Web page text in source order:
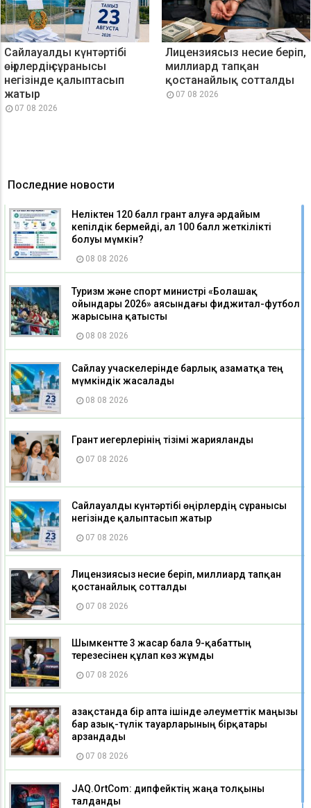
Сайлауалды күнтәртібі
өңірлердің сұранысы
негізінде қалыптасып
жатыр
07 08 2026
Лицензиясыз несие беріп,
миллиард тапқан
қостанайлық сотталды
07 08 2026
Последние новости
Неліктен 120 балл грант алуға әрдайым
кепілдік бермейді, ал 100 балл жеткілікті
болуы мүмкін?
08 08 2026
Туризм және спорт министрі «Болашақ
ойындары 2026» аясындағы фиджитал-футбол
жарысына қатысты
08 08 2026
Сайлау учаскелерінде барлық азаматқа тең
мүмкіндік жасалады
08 08 2026
Грант иегерлерінің тізімі жарияланды
07 08 2026
Сайлауалды күнтәртібі өңірлердің сұранысы
негізінде қалыптасып жатыр
07 08 2026
Лицензиясыз несие беріп, миллиард тапқан
қостанайлық сотталды
07 08 2026
Шымкентте 3 жасар бала 9-қабаттың
терезесінен құлап көз жұмды
07 08 2026
Қазақстанда бір апта ішінде әлеуметтік маңызы
бар азық-түлік тауарларының бірқатары
арзандады
07 08 2026
JAQ.OrtCom: дипфейктің жаңа толқыны
талданды